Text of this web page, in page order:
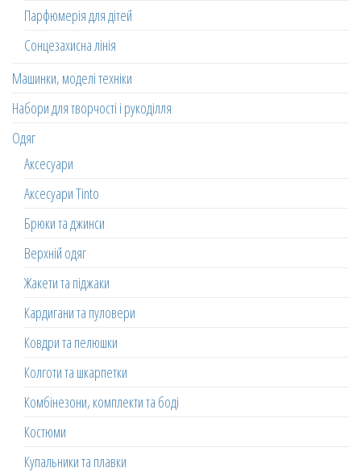
Парфюмерія для дітей
Сонцезахисна лінія
Машинки, моделі техніки
Набори для творчості і рукоділля
Одяг
Аксесуари
Аксесуари Tinto
Брюки та джинси
Верхній одяг
Жакети та піджаки
Кардигани та пуловери
Ковдри та пелюшки
Колготи та шкарпетки
Комбінезони, комплекти та боді
Костюми
Купальники та плавки